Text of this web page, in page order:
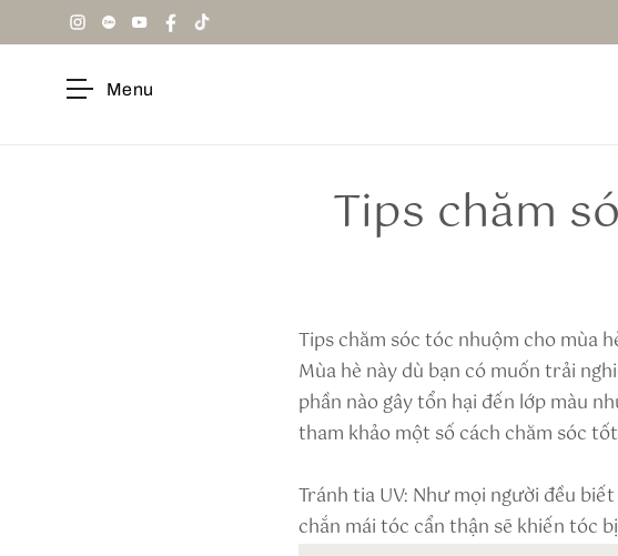
Menu
Tips chăm
Tips chăm sóc tóc nhuộm cho mùa
Mùa hè này dù bạn có muốn trải
phần nào gây tổn hại đến lớp màu
tham khảo một số cách chăm sóc
Tránh tia UV: Như mọi người đều
chắn mái tóc cẩn thận sẽ khiến tóc